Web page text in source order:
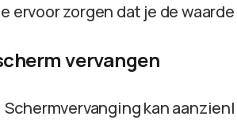
ervoor zorgen dat je de
vervangen
Schermvervanging kan